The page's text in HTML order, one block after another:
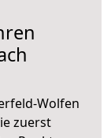
Wolfen
zuerst